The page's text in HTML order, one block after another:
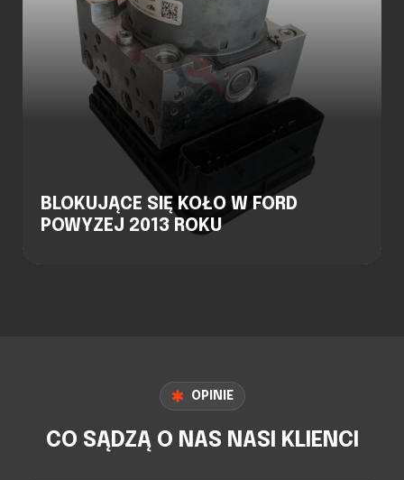
BLOKUJĄCE SIĘ KOŁO W FORD
POWYZEJ 2013 ROKU
OPINIE
CO SĄDZĄ O NAS NASI KLIENCI